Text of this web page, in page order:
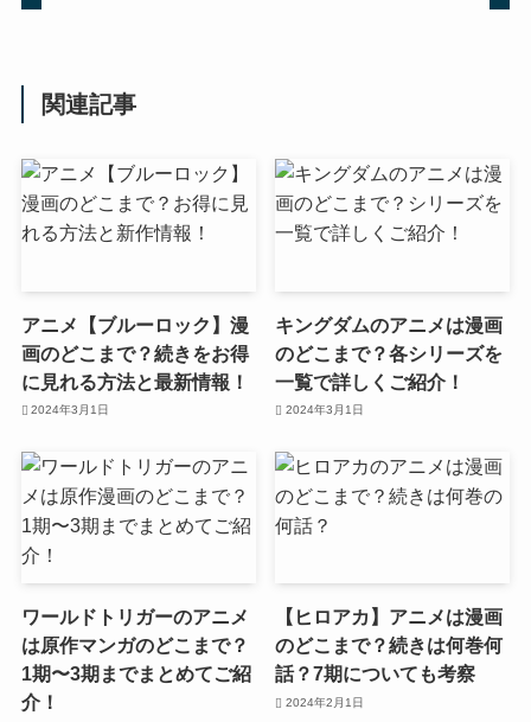
関連記事
アニメ【ブルーロック】漫
画のどこまで？続きをお得
に見れる方法と最新情報！
2024年3月1日
キングダムのアニメは漫画
のどこまで？各シリーズを
一覧で詳しくご紹介！
2024年3月1日
ワールドトリガーのアニメ
は原作マンガのどこまで？
1期〜3期までまとめてご紹
介！
【ヒロアカ】アニメは漫画
のどこまで？続きは何巻何
話？7期についても考察
2024年2月1日